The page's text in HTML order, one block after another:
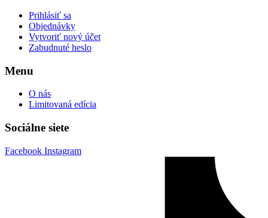
Prihlásiť sa
Objednávky
Vytvoriť nový účet
Zabudnuté heslo
Menu
O nás
Limitovaná edícia
Sociálne siete
Facebook Instagram